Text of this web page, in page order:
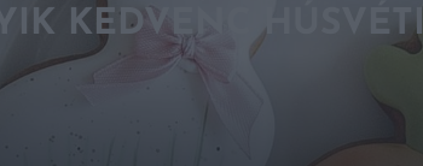
KEDVENC HÚSVÉTI